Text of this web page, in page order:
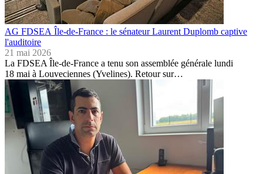
AG FDSEA Île-de-France : le sénateur Laurent Duplomb captive
l'auditoire
21 mai 2026
La FDSEA Île-de-France a tenu son assemblée générale lundi
18 mai à Louveciennes (Yvelines). Retour sur…